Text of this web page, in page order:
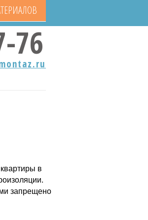
76
в
запрещено